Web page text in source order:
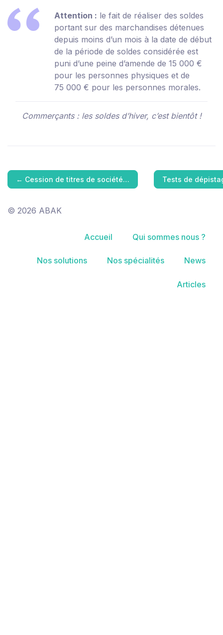
Attention : le fait de réaliser des soldes
portant sur des marchandises détenues
depuis moins d’un mois à la date de début
de la période de soldes considérée est
puni d’une peine d’amende de 15 000 €
pour les personnes physiques et de
75 000 € pour les personnes morales.
Commerçants : les soldes d’hiver, c’est bientôt !
← Cession de titres de société… Tests de
© 2026 ABAK
Accueil Qui sommes nous ?
Nos solutions Nos spécialités News
Articles